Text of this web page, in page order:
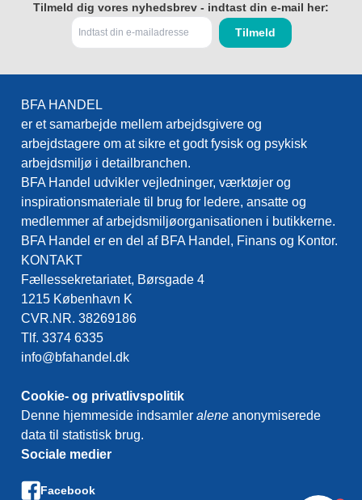
Tilmeld dig vores nyhedsbrev - indtast din e-mail her:
BFA HANDEL
er et samarbejde mellem arbejdsgivere og
arbejdstagere om at sikre et godt fysisk og psykisk
arbejdsmiljø i detailbranchen.
BFA Handel udvikler vejledninger, værktøjer og
inspirationsmateriale til brug for ledere, ansatte og
medlemmer af arbejdsmiljøorganisationen i butikkerne.
BFA Handel er en del af BFA Handel, Finans og Kontor.
KONTAKT
Fællessekretariatet, Børsgade 4
1215 København K
CVR.NR. 38269186
Tlf. 3374 6335
info@bfahandel.dk
Cookie- og privatlivspolitik
Denne hjemmeside indsamler alene anonymiserede
data til statistisk brug.
Sociale medier
Facebook